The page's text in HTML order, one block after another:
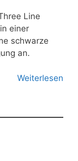
Line
einer
schwarze
an.
Weiterlesen